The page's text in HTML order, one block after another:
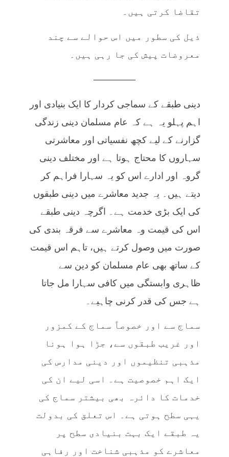
تقاضا کرتی ہیں۔
ذیل کی سطور میں اس حوالے سے چند
معروضات پیش کی جا رہی ہیں۔
————–
دینی طبقے کے سماجی کردار کا ایک بنیادی اور
اہم پہلو یہ ہے کہ عام مسلمان دینی زندگی
گزارنے کے لیے کچھ نفسیاتی اور معاشرتی
سہاروں کا محتاج ہوتا ہے اور مختلف دینی
گروہ اور ادارے اس کو یہ سہارا فراہم کر
دیتے ہیں۔ یہ جدید معاشرے میں دینی طبقوں
کی ایک بڑی خدمت ہے۔ اگرچہ دینی طبقے
اس کی قیمت وہ معاشرے سے فرقہ بندی کی
صورت میں وصول کرتے ہیں، تاہم اس قیمت
کے ساتھ بھی عام مسلمان کو دین سے
ظاہری وابستگی میں کافی سہارا مل جاتا
ہے جس کی قدر کرنی چاہیے۔
سماج سے اور خصوصاً‌ سماج کے کمزور
اور غریب طبقوں سے، جڑا ہوا ہونا
مذہبی تنظیموں اور دینی مدارس کی
ایک اہم خصوصیت ہے۔ اسی لیے ان کی
خدمات کا دائرہ بھی بیشتر سماج کی
یہی سطح ہوتی ہے۔ اس تعلق کی بدولت
یہ طبقے ایک بہت بنیادی سطح پر
معاشرے کو مذہبی شناخت اور رفاہی